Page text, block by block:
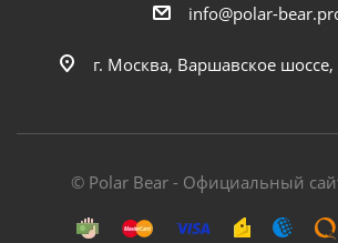
info@polar-
г. Москва, Варшавское шоссе,
© Polar Bear - Официальный